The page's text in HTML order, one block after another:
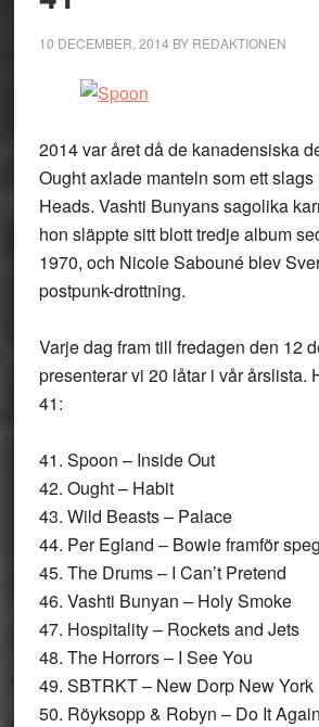
10 DECEMBER, 2014 BY REDAKTIONEN
2014 var året då de kanadensiska
Ought axlade manteln som ett
Heads. Vashti Bunyans sagolika
hon släppte sitt blott tredje album
1970, och Nicole Sabouné blev
postpunk-drottning.
Varje dag fram till fredagen den 12
presenterar vi 20 låtar i vår årslista.
41:
41. Spoon – Inside Out
42. Ought – Habit
43. Wild Beasts – Palace
44. Per Egland – Bowie framför
45. The Drums – I Can’t Pretend
46. Vashti Bunyan – Holy Smoke
47. Hospitality – Rockets and Jets
48. The Horrors – I See You
49. SBTRKT – New Dorp New York
50. Röyksopp & Robyn – Do It Again